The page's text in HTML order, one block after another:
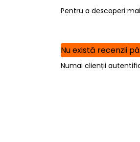
Pentru a descoperi
Nu există recenzii
Numai clienții